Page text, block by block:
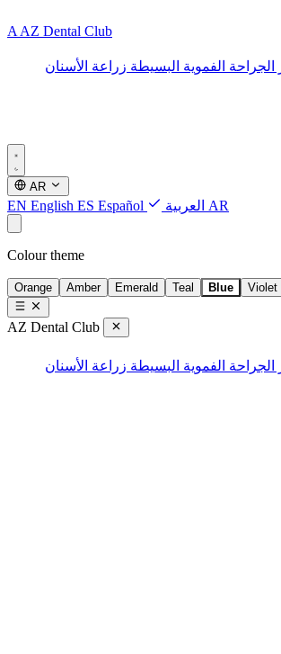
A AZ Dental Club
الجراحة الفموية البسيطة زراعة الأسنان
AR
EN English ES Español AR العربية
Colour theme
Orange Amber Emerald Teal Blue Violet
AZ Dental Club
الجراحة الفموية البسيطة زراعة الأسنان